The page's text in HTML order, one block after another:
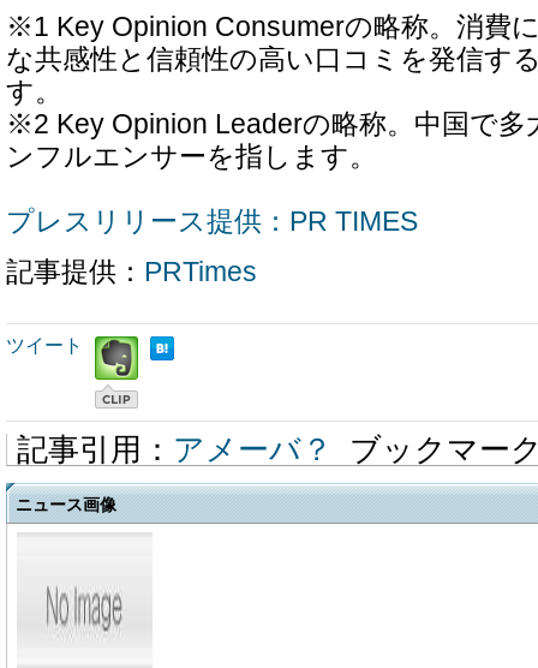
※1 Key Opinion Consumerの略称。消費
な共感性と信頼性の高い口コミを発信す
す。
※2 Key Opinion Leaderの略称。中国で多
ンフルエンサーを指します。
プレスリリース提供：PR TIMES
記事提供： PRTimes
ツイート
記事引用： アメーバ？ ブックマー
ニュース画像